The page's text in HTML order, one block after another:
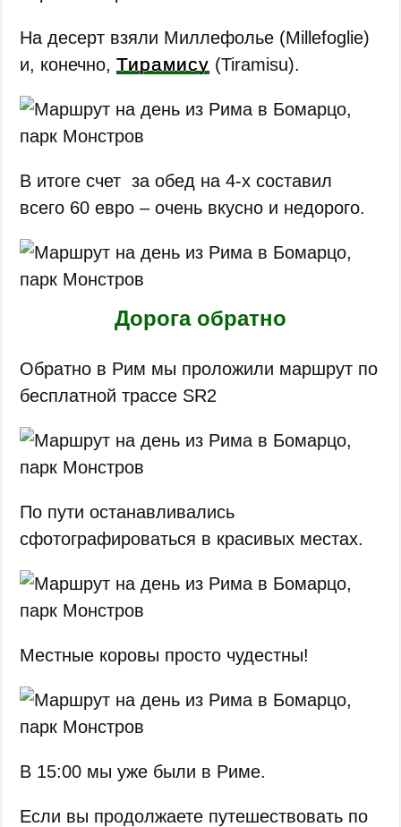
На десерт взяли Миллефолье (Millefoglie)
и, конечно,Тирамису (Tiramisu).
В итоге счет за обед на 4-х составил
всего 60 евро – очень вкусно и недорого.
Дорога обратно
Обратно в Рим мы проложили маршрут по
бесплатной трассе SR2
По пути останавливались
сфотографироваться в красивых местах.
Местные коровы просто чудестны!
В 15:00 мы уже были в Риме.
Если вы продолжаете путешествовать по